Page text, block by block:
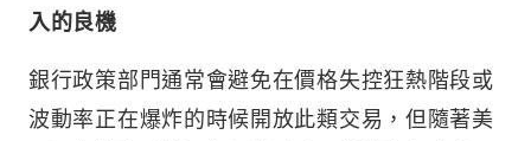
入的良機
銀行政策部門通常會避免在價格失控狂熱階段或
波動率正在爆炸的時候開放此類交易，但隨著美